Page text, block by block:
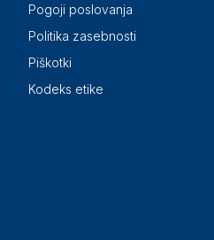
Pogoji poslovanja
Politika zasebnosti
Piškotki
Kodeks etike